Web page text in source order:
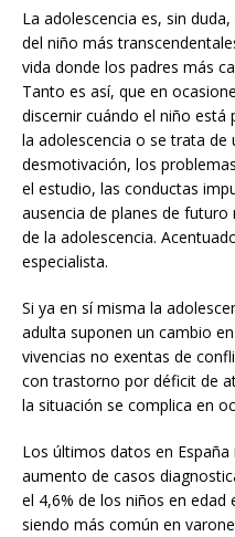
La adolescencia es, sin
del niño más
vida donde los padres más
Tanto es así, que en
discernir cuándo el niño está
la adolescencia o se trata
desmotivación, los
el estudio, las conductas
ausencia de planes de
de la adolescencia.
especialista.
Si ya en sí misma la
adulta suponen un cambio
vivencias no exentas de
con trastorno por déficit de
la situación se complica en
Los últimos datos en
aumento de casos
el 4,6% de los niños en
siendo más común en